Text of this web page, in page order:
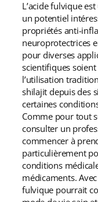
L’acide fulvique
un potentiel
propriétés anti-
neuroprotectrices
pour diverses
scientifiques
l’utilisation
shilajit depuis des
certaines
Comme pour tout
consulter un
commencer à
particulièrement
conditions
médicaments.
fulvique pourrait